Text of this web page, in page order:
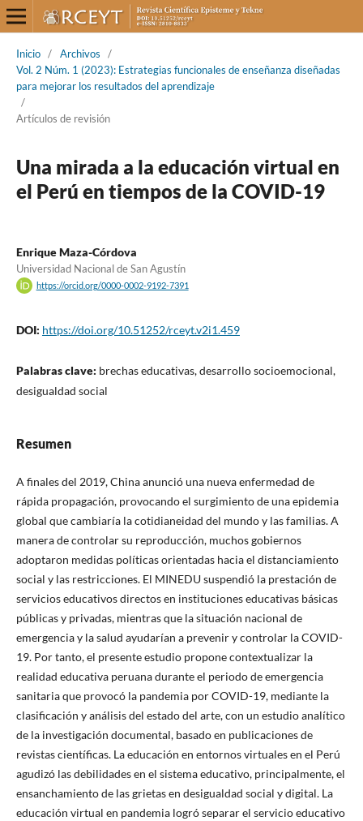
Inicio / Archivos
/
Vol. 2 Núm. 1 (2023): Estrategias funcionales de enseñanza diseñadas
para mejorar los resultados del aprendizaje
/
Artículos de revisión
Una mirada a la educación virtual en
el Perú en tiempos de la COVID-19
Enrique Maza-Córdova
Universidad Nacional de San Agustín
https://orcid.org/0000-0002-9192-7391
DOI: https://doi.org/10.51252/rceyt.v2i1.459
Palabras clave: brechas educativas, desarrollo socioemocional,
desigualdad social
Resumen
A finales del 2019, China anunció una nueva enfermedad de
rápida propagación, provocando el surgimiento de una epidemia
global que cambiaría la cotidianeidad del mundo y las familias. A
manera de controlar su reproducción, muchos gobiernos
adoptaron medidas políticas orientadas hacia el distanciamiento
social y las restricciones. El MINEDU suspendió la prestación de
servicios educativos directos en instituciones educativas básicas
públicas y privadas, mientras que la situación nacional de
emergencia y la salud ayudarían a prevenir y controlar la COVID-
19. Por tanto, el presente estudio propone contextualizar la
realidad educativa peruana durante el periodo de emergencia
sanitaria que provocó la pandemia por COVID-19, mediante la
clasificación y análisis del estado del arte, con un estudio analítico
de la investigación documental, basado en publicaciones de
revistas científicas. La educación en entornos virtuales en el Perú
agudizó las debilidades en el sistema educativo, principalmente, el
ensanchamiento de las grietas en desigualdad social y digital. La
educación virtual en pandemia logró separar el servicio educativo